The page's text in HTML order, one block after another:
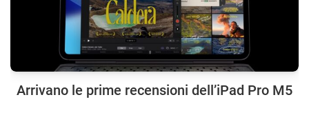
Arrivano le prime recensioni dell’iPad Pro M5